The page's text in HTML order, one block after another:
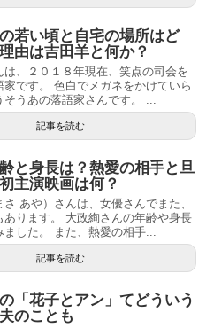
若い頃と自宅の場所はど
由は吉田羊と何か？
は、２０１８年現在、笑点の司会を
家です。 色白でメガネをかけていら
そうあの落語家さんです。 ...
記事を読む
と身長は？熱愛の相手と旦
主演映画は何？
あや）さんは、女優さんでまた、
あります。 大政絢さんの年齢や身長
ました。 また、熱愛の相手...
記事を読む
「花子とアン」てどういう
のことも